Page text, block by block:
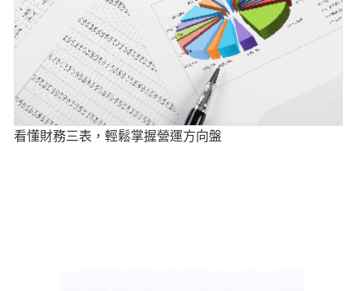
看懂財務三表，輕鬆掌握營運方向盤